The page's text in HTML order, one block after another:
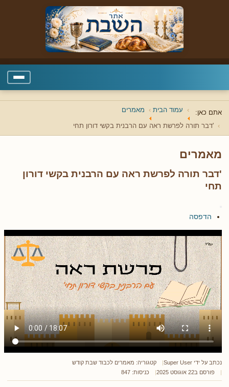
אתם כאן: עמוד הבית מאמרים
'דבר תורה לפרשת ראה עם הרבנית בקשי דורון תחי
מאמרים
'דבר תורה לפרשת ראה עם הרבנית בקשי דורון
תחי
הדפסה
נכתב על ידי Super User קטגוריה: מאמרים לכבוד שבת קודש
פורסם ב22 אוגוסט 2025
כניסות: 847